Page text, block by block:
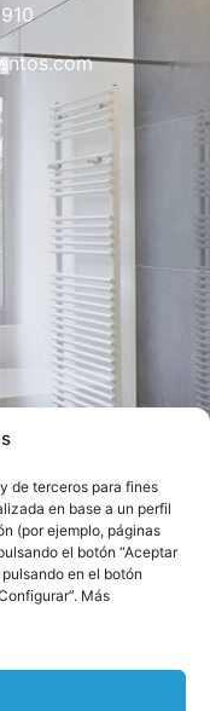
de terceros para fines
en base a un perfil
(por ejemplo, páginas
el botón “Aceptar
en el botón
Más